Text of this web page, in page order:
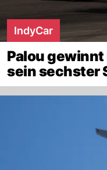
IndyCar
Palou
sein sechster